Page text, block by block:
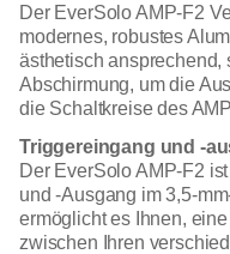
Der EverSolo AMP-F2
modernes, robustes
ästhetisch ansprechend,
Abschirmung, um die
die Schaltkreise des
Triggereingang und -
Der EverSolo AMP-F2
und -Ausgang im 3,5-
ermöglicht es Ihnen,
zwischen Ihren